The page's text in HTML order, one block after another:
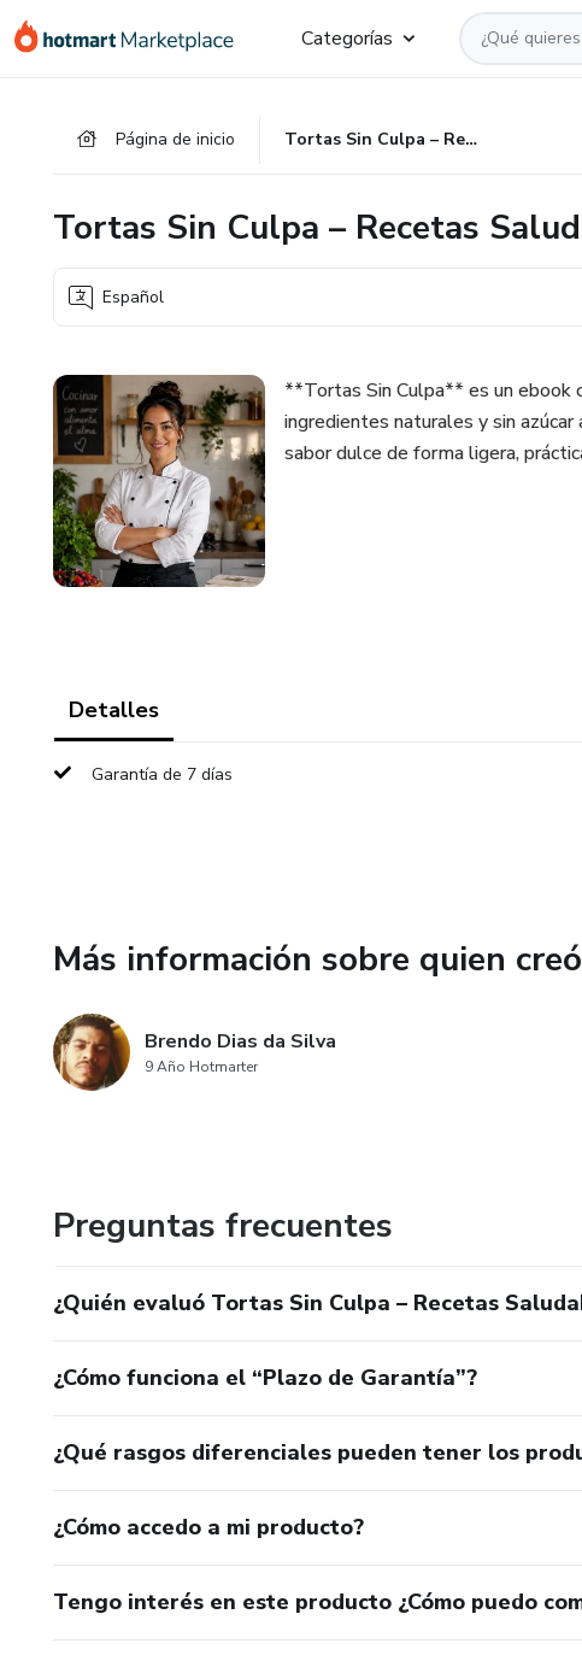
Categorías
Página de inicio Tortas Sin Culpa – Recetas Saludables por Nutri Valentina
Tortas Sin Culpa – Recetas
Español
**Tortas Sin Culpa** es un ebook
ingredientes naturales y sin
sabor dulce de forma ligera,
Detalles
Garantía de 7 días
Más información sobre quien
Brendo Dias da Silva
9 Año Hotmarter
Preguntas frecuentes
¿Quién evaluó Tortas Sin Culpa – Recetas
¿Cómo funciona el “Plazo de Garantía”?
¿Qué rasgos diferenciales pueden tener los
¿Cómo accedo a mi producto?
Tengo interés en este producto ¿Cómo puedo